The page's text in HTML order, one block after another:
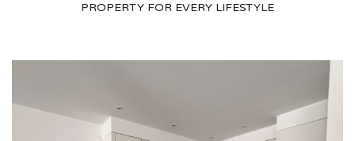
PROPERTY FOR EVERY LIFESTYLE